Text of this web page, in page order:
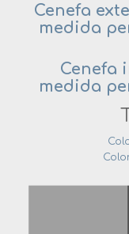
Cenefa
medida
Cenefa
medida